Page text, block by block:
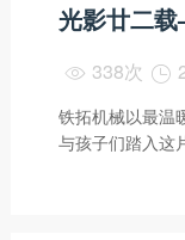
 338次 
铁拓机械以最温
与孩子们踏入这